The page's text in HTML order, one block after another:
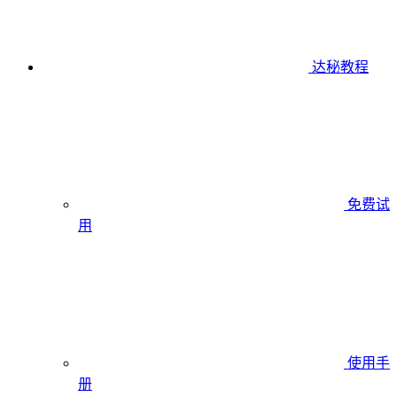
达秘教程
免费试
用
使用手
册